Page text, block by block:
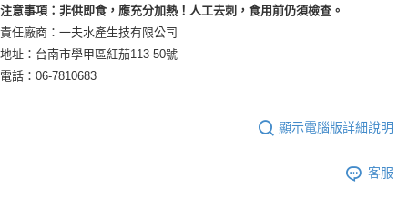
資料（包含姓名、電話或地址）提供予台灣大哥大進項蒐集、處理及利用，
由本公司與您本人進行分期帳單所需資料之確認、核對及更正。
3.完整用戶服務條款，請詳閱以下連結：
是否繳費成功／繳費後需取消欲退款等相關疑問，請聯繫「AFTEE先享後付
客戶支援中心」https://netprotections.freshdesk.com/support/home
【注意事項】
１．透過由恩沛科技股份有限公司提供之「AFTEE先享後付」服務完成之交
「AFTEE先享後付」，若未經同意申辦者引起之損失，本公司不負相關責
注意事項：非供即食，應充分加熱！人工去刺，食用前仍須檢查。
責任廠商：一夫水產生技有限公司
地址：台南市學甲區紅茄113-50號
電話：06-7810683
顯示電腦版詳細說明
客服